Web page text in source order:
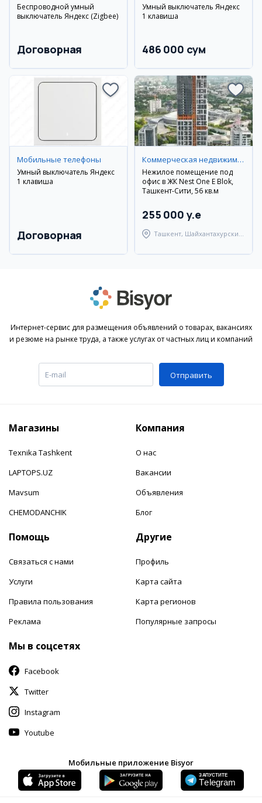
Беспроводной умный
выключатель Яндекс (Zigbee)
Договорная
Умный выключатель Яндекс
1 клавиша
486 000 сум
Мобильные телефоны
Умный выключатель Яндекс
1 клавиша
Договорная
Коммерческая недвижимость
Нежилое помещение под
офис в ЖК Nest One E Blok,
Ташкент-Сити, 56 кв.м
255 000 y.e
Ташкент, Шайхантахурский
Интернет-сервис для размещения объявлений о товарах, вакансиях
и резюме на рынке труда, а также услугах от частных лиц и компаний
Отправить
Магазины
Texnika Tashkent
LAPTOPS.UZ
Mavsum
CHEMODANCHIK
Компания
О нас
Вакансии
Объявления
Блог
Помощь
Связаться с нами
Услуги
Правила пользования
Реклама
Другие
Профиль
Карта сайта
Карта регионов
Популярные запросы
Мы в соцсетях
Facebook
Twitter
Instagram
Youtube
Мобильные приложение Bisyor